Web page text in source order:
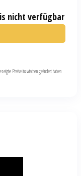
nicht verfügbar
Preise inzwischen geändert haben